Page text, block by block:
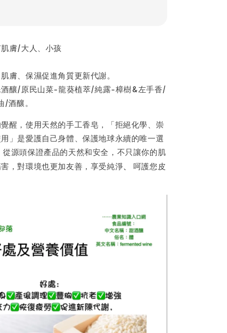
膚/大人、小孩
膚、保濕促進角質更新代謝。
酒釀/原民山菜-龍葵植萃/純露-樟樹&左手香/
酒釀。
醒，使用天然的手工香皂，「拒絕化學、崇
」是愛護自己身體、保護地球永續的唯一選
從源頭保證產品的天然和安全，不只讓你的肌
，對環境也更加友善，享受純淨、
呵護您皮